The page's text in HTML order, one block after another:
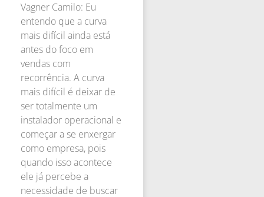
Vagner Camilo: Eu
entendo que a curva
mais difícil ainda está
antes do foco em
vendas com
recorrência. A curva
mais difícil é deixar de
ser totalmente um
instalador operacional e
começar a se enxergar
como empresa, pois
quando isso acontece
ele já percebe a
necessidade de buscar